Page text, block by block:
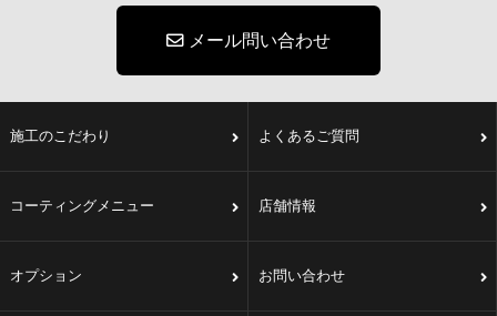
メール問い合わせ
施工のこだわり よくあるご質問
コーティングメニュー 店舗情報
オプション お問い合わせ